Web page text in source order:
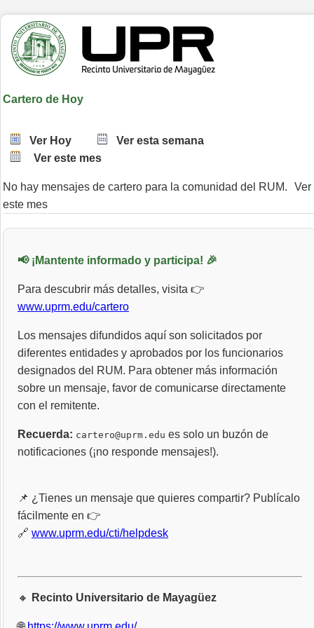
Cartero de Hoy
Ver Hoy
Ver esta semana
Ver este mes
No hay mensajes de cartero para la comunidad del RUM.
Ver
este mes
📢 ¡Mantente informado y participa! 🎉
Para descubrir más detalles, visita 👉
www.uprm.edu/cartero
Los mensajes difundidos aquí son solicitados por
diferentes entidades y aprobados por los funcionarios
designados del RUM. Para obtener más información
sobre un mensaje, favor de comunicarse directamente
con el remitente.
Recuerda: cartero@uprm.edu es solo un buzón de
notificaciones (¡no responde mensajes!).
📌 ¿Tienes un mensaje que quieres compartir? Publícalo
fácilmente en 👉
🔗 www.uprm.edu/cti/helpdesk
🔸 Recinto Universitario de Mayagüez